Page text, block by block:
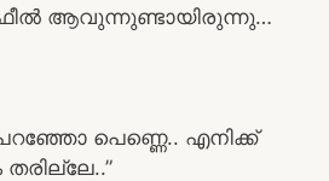
ആവുന്നുണ്ടായിരുന്നു…
പെണ്ണെ.. എനിക്ക്